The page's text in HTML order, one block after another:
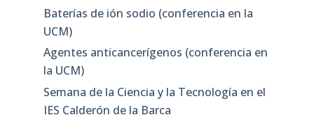
Baterías de ión sodio (conferencia en la
UCM)
Agentes anticancerígenos (conferencia en
la UCM)
Semana de la Ciencia y la Tecnología en el
IES Calderón de la Barca